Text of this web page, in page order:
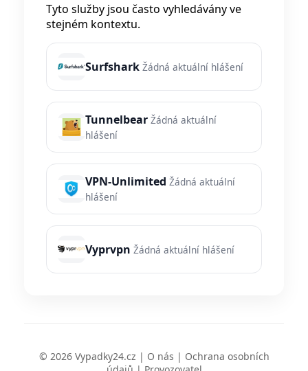
Tyto služby jsou často vyhledávány ve
stejném kontextu.
Surfshark Žádná aktuální hlášení
Tunnelbear Žádná aktuální
hlášení
VPN-Unlimited Žádná aktuální
hlášení
Vyprvpn Žádná aktuální hlášení
© 2026 Vypadky24.cz | O nás | Ochrana osobních